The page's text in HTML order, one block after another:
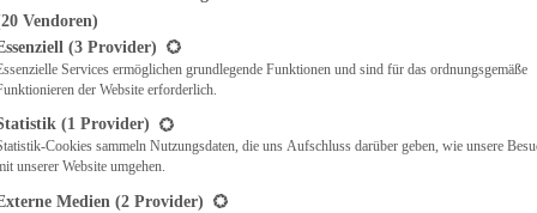
& QUICHES
Vendoren)
eine Liste der Service-Gruppen, für die eine Einwilligung erteilt werden
(3 Provider)
Services ermöglichen grundlegende Funktionen und sind für das ordnungsgemäße
der Website erforderlich.
(1 Provider)
Cookies sammeln Nutzungsdaten, die uns Aufschluss darüber geben, wie unsere
unserer Website umgehen.
Medien (2 Provider)